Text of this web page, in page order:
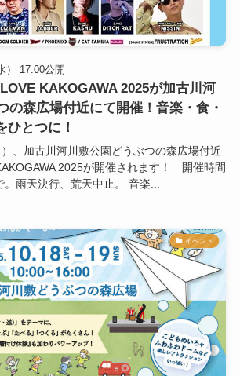
） 17:00公開
KAKOGAWA 2025が加古川河
の森広場付近にて開催！音楽・食・
ひとつに！
、加古川河川敷公園どうぶつの森広場付近
2025が開催されます！ 開催時間
雨天決行、荒天中止。 音楽...
イベント